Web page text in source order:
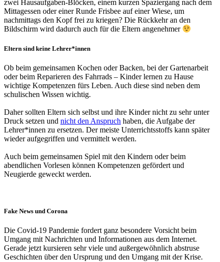
zwei Hausaufgaben-Blöcken, einem kurzen Spaziergang nach dem
Mittagessen oder einer Runde Frisbee auf einer Wiese, um
nachmittags den Kopf frei zu kriegen? Die Rückkehr an den
Bildschirm wird dadurch auch für die Eltern angenehmer
Eltern sind keine Lehrer*innen
Ob beim gemeinsamen Kochen oder Backen, bei der Gartenarbeit
oder beim Reparieren des Fahrrads – Kinder lernen zu Hause
wichtige Kompetenzen fürs Leben. Auch diese sind neben dem
schulischen Wissen wichtig.
Daher sollten Eltern sich selbst und ihre Kinder nicht zu sehr unter
Druck setzen und nicht den Anspruch haben, die Aufgabe der
Lehrer*innen zu ersetzen. Der meiste Unterrichtsstoffs kann später
wieder aufgegriffen und vermittelt werden.
Auch beim gemeinsamen Spiel mit den Kindern oder beim
abendlichen Vorlesen können Kompetenzen gefördert und
Neugierde geweckt werden.
Fake News und Corona
Die Covid-19 Pandemie fordert ganz besondere Vorsicht beim
Umgang mit Nachrichten und Informationen aus dem Internet.
Gerade jetzt kursieren sehr viele und außergewöhnlich abstruse
Geschichten über den Ursprung und den Umgang mit der Krise.